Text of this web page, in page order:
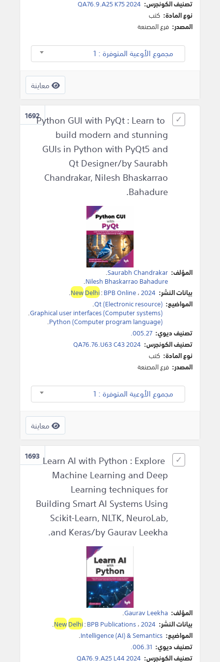
تصنيف الكونجرس: QA76.9.A25 K75 2024
نوع المادة: كتب
المصدر: فرع المصنعة
مجموع الأوعية المتوفرة : 1
معاينة
1692Python GUI with PyQt : Learn to
build modern and stunning
GUIs in Python with PyQt5 and
Qt Designer/by Saurabh
Chandrakar, Nilesh Bhaskarrao
Bahadure.
المؤلف: Saurabh Chandrakar
.
Nilesh Bhaskarrao Bahadure
.
بيانات النشر:
NewDelhi:BPB Online،2024
.
المواضيع: Qt (Electronic resource)
.
Graphical user interfaces (Computer systems)
.
Python (Computer program language)
.
تصنيف ديوي: 005.27.
تصنيف الكونجرس: QA76.76.U63 C43 2024
نوع المادة: كتب
المصدر: فرع المصنعة
مجموع الأوعية المتوفرة : 1
معاينة
1693 Learn AI with Python : Explore
Machine Learning and Deep
Learning techniques for
Building Smart AI Systems Using
Scikit-Learn, NLTK, NeuroLab,
and Keras/by Gaurav Leekha.
المؤلف: Gaurav Leekha
.
بيانات النشر:
NewDelhi:BPB Publications،2024
.
المواضيع: Intelligence (AI) & Semantics
.
تصنيف ديوي: 006.31.
تصنيف الكونجرس: QA76.9.A25 L44 2024